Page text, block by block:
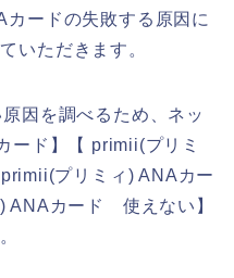
ードの失敗する原因に
いただきます。
因を調べるため、ネッ
ード】【 primii(プリミ
プリミィ) ANAカー
ANAカード 使えない】